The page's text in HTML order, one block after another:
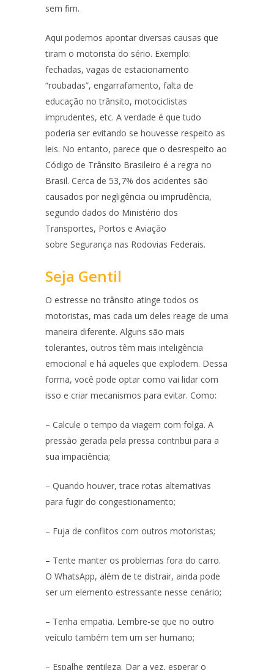
sem fim.
Aqui podemos apontar diversas causas que
tiram o motorista do sério. Exemplo:
fechadas, vagas de estacionamento
“roubadas”, engarrafamento, falta de
educação no trânsito, motociclistas
imprudentes, etc. A verdade é que tudo
poderia ser evitando se houvesse respeito as
leis. No entanto, parece que o desrespeito ao
Código de Trânsito Brasileiro é a regra no
Brasil. Cerca de 53,7% dos acidentes são
causados por negligência ou imprudência,
segundo dados do Ministério dos
Transportes, Portos e Aviação
sobre Segurança nas Rodovias Federais.
Seja Gentil
O estresse no trânsito atinge todos os
motoristas, mas cada um deles reage de uma
maneira diferente. Alguns são mais
tolerantes, outros têm mais inteligência
emocional e há aqueles que explodem. Dessa
forma, você pode optar como vai lidar com
isso e criar mecanismos para evitar. Como:
– Calcule o tempo da viagem com folga. A
pressão gerada pela pressa contribui para a
sua impaciência;
– Quando houver, trace rotas alternativas
para fugir do congestionamento;
– Fuja de conflitos com outros motoristas;
– Tente manter os problemas fora do carro.
O WhatsApp, além de te distrair, ainda pode
ser um elemento estressante nesse cenário;
– Tenha empatia. Lembre-se que no outro
veículo também tem um ser humano;
– Espalhe gentileza. Dar a vez, esperar o